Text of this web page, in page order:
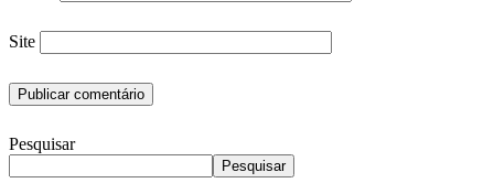
Site
Pesquisar
Pesquisar